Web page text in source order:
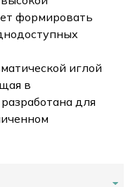
формировать
иглой
в
для